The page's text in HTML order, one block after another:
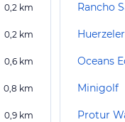
0,2 km
0,2 km
0,6 km
0,8 km
0,9 km
Rancho
Oceans
Minigolf
Protur